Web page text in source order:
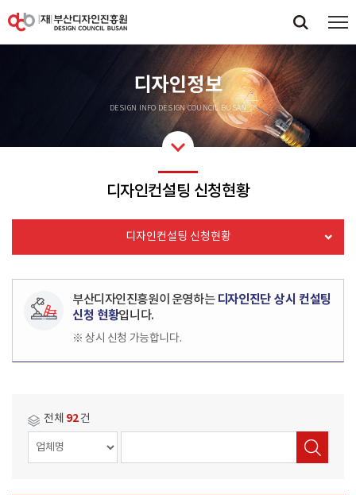
디자인정보
DESIGN INFO DESIGN COUNCIL BUSAN
디자인컨설팅 신청현황
디자인컨설팅 신청현황
부산디자인진흥원이 운영하는 디자인진단 상시 컨설팅
신청 현황입니다.
※ 상시 신청 가능합니다.
전체 92건